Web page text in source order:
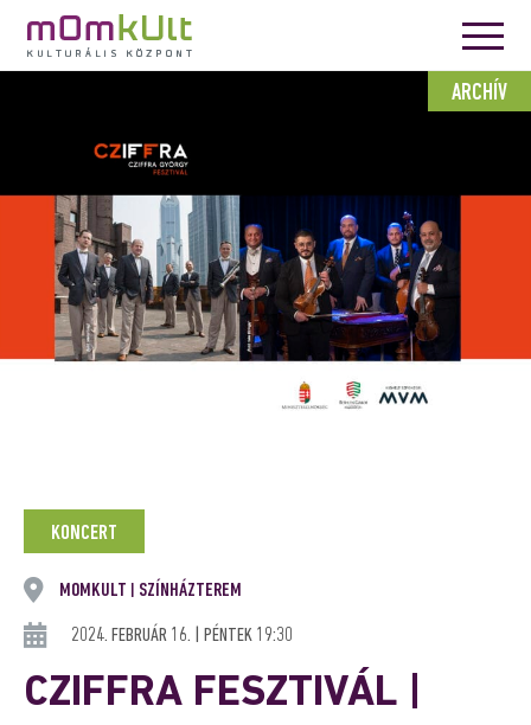
ARCHÍV
KONCERT
MOMKULT SZÍNHÁZTEREM
2024. FEBRUÁR 16. | PÉNTEK 19:30
CZIFFRA FESZTIVÁL |